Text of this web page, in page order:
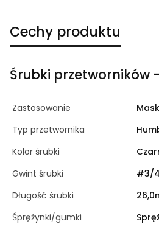
Cechy produktu
Śrubki przetworników
Zastosowanie
Typ przetwornika
Kolor śrubki
Gwint śrubki
#3/
Długość śrubki
Śprężynki/gumki